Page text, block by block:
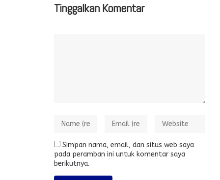
Tinggalkan Komentar
Simpan nama, email, dan situs web saya
pada peramban ini untuk komentar saya
berikutnya.